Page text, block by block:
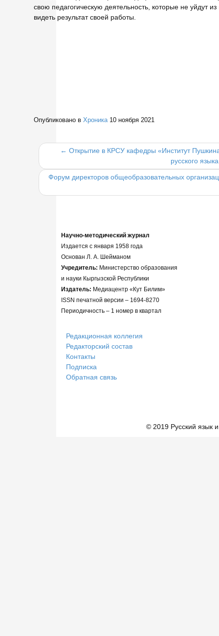
свою педагогическую деятельность, которые не уйдут
видеть результат своей работы.
Опубликовано в Хроника 10 ноября 2021
← Открытие в КРСУ кафедры «Институт
русского
Форум директоров общеобразовательных
Научно-методический журнал
Издается с января 1958 года
Основан Л. А. Шейманом
Учредитель: Министерство образования
и науки Кыргызской Республики
Издатель: Медиацентр «Кут Билим»
ISSN печатной версии – 1694-8270
Периодичность – 1 номер в квартал
Редакционная коллегия
Редакторский состав
Контакты
Подписка
Обратная связь
© 2019 Русский язык